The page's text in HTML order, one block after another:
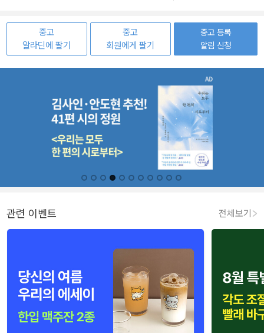
중고
알라딘에 팔기
중고
회원에게 팔기
중고 등록
알림 신청
관련 이벤트 전체보기